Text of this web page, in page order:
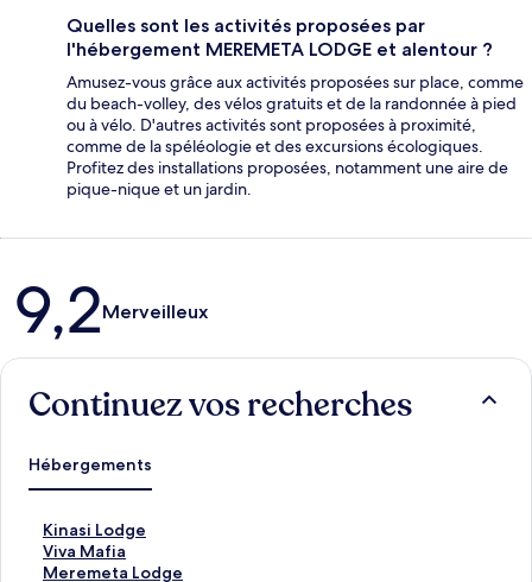
Quelles sont les activités proposées par
l'hébergement MEREMETA LODGE et alentour ?
Amusez-vous grâce aux activités proposées sur place, comme
du beach-volley, des vélos gratuits et de la randonnée à pied
ou à vélo. D'autres activités sont proposées à proximité,
comme de la spéléologie et des excursions écologiques.
Profitez des installations proposées, notamment une aire de
pique-nique et un jardin.
Avis
9,2Merveilleux
Continuez vos recherches
Hébergements
Kinasi Lodge
L
i
e
Viva Mafia
L
iMeremeta Lodge
L